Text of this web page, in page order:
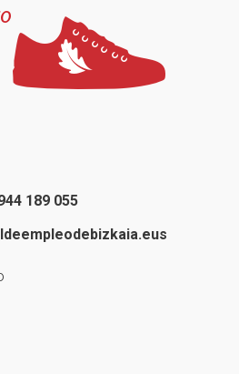
189 055